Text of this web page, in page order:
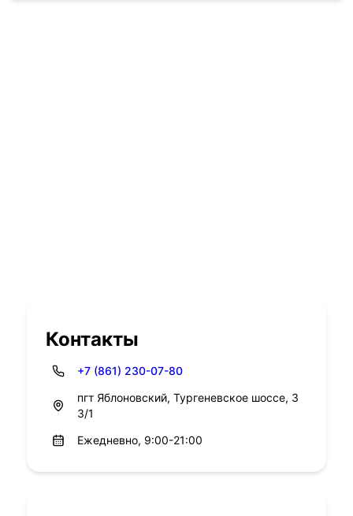
Контакты
+7 (861) 230-07-80
пгт Яблоновский, Тургеневское шоссе, 3
3/1
Ежедневно, 9:00-21:00